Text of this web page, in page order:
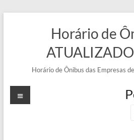
Horário de
Horário de Ônibus das Empresas